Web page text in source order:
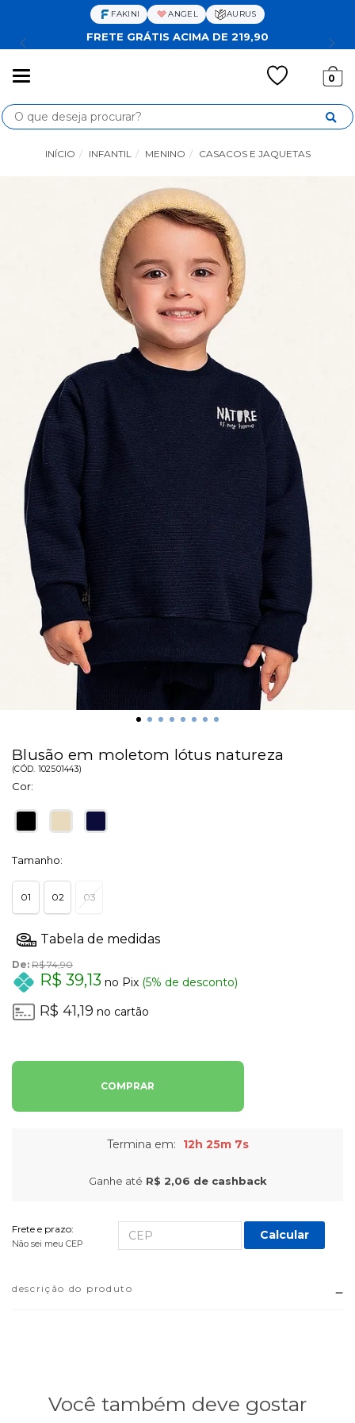
FAKINI ANGEL AURUS
FRETE GRÁTIS ACIMA DE 219,90
0
Busca
INÍCIO INFANTIL MENINO CASACOS E JAQUETAS
Blusão em moletom lótus natureza
(CÓD. 102501443)
Cor:
Tamanho:
01 02 03
De: R$ 74,90
R$ 39,13 no Pix (5% de desconto)
R$ 41,19 no cartão
COMPRAR
Termina em: 12h 25m 7s
Ganhe até R$ 2,06 de cashback
Frete e prazo:
Não sei meu CEP
Calcular
descrição do produto
Você também deve gostar